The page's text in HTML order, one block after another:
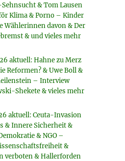
& Tom Lausen
Klima & Porno – Kinder
Wählerinnen davon & Der
& und vieles mehr
aktuell: Hahne zu Merz
Reformen? & Uwe Boll &
– Interview
Shekete & vieles mehr
aktuell: Ceuta-Invasion
& Innere Sicherheit &
& NGO –
&
verboten & Hallerforden